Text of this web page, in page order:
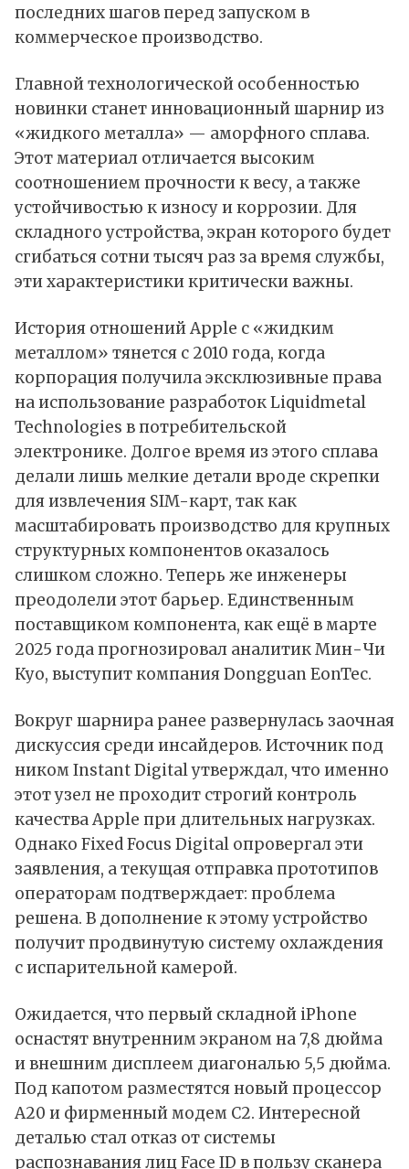
последних шагов перед запуском в
коммерческое производство.
Главной технологической особенностью
новинки станет инновационный шарнир из
«жидкого металла» — аморфного сплава.
Этот материал отличается высоким
соотношением прочности к весу, а также
устойчивостью к износу и коррозии. Для
складного устройства, экран которого будет
сгибаться сотни тысяч раз за время службы,
эти характеристики критически важны.
История отношений Apple с «жидким
металлом» тянется с 2010 года, когда
корпорация получила эксклюзивные права
на использование разработок Liquidmetal
Technologies в потребительской
электронике. Долгое время из этого сплава
делали лишь мелкие детали вроде скрепки
для извлечения SIM-карт, так как
масштабировать производство для крупных
структурных компонентов оказалось
слишком сложно. Теперь же инженеры
преодолели этот барьер. Единственным
поставщиком компонента, как ещё в марте
2025 года прогнозировал аналитик Мин-Чи
Куо, выступит компания Dongguan EonTec.
Вокруг шарнира ранее развернулась заочная
дискуссия среди инсайдеров. Источник под
ником Instant Digital утверждал, что именно
этот узел не проходит строгий контроль
качества Apple при длительных нагрузках.
Однако Fixed Focus Digital опровергал эти
заявления, а текущая отправка прототипов
операторам подтверждает: проблема
решена. В дополнение к этому устройство
получит продвинутую систему охлаждения
с испарительной камерой.
Ожидается, что первый складной iPhone
оснастят внутренним экраном на 7,8 дюйма
и внешним дисплеем диагональю 5,5 дюйма.
Под капотом разместятся новый процессор
A20 и фирменный модем C2. Интересной
деталью стал отказ от системы
распознавания лиц Face ID в пользу сканера